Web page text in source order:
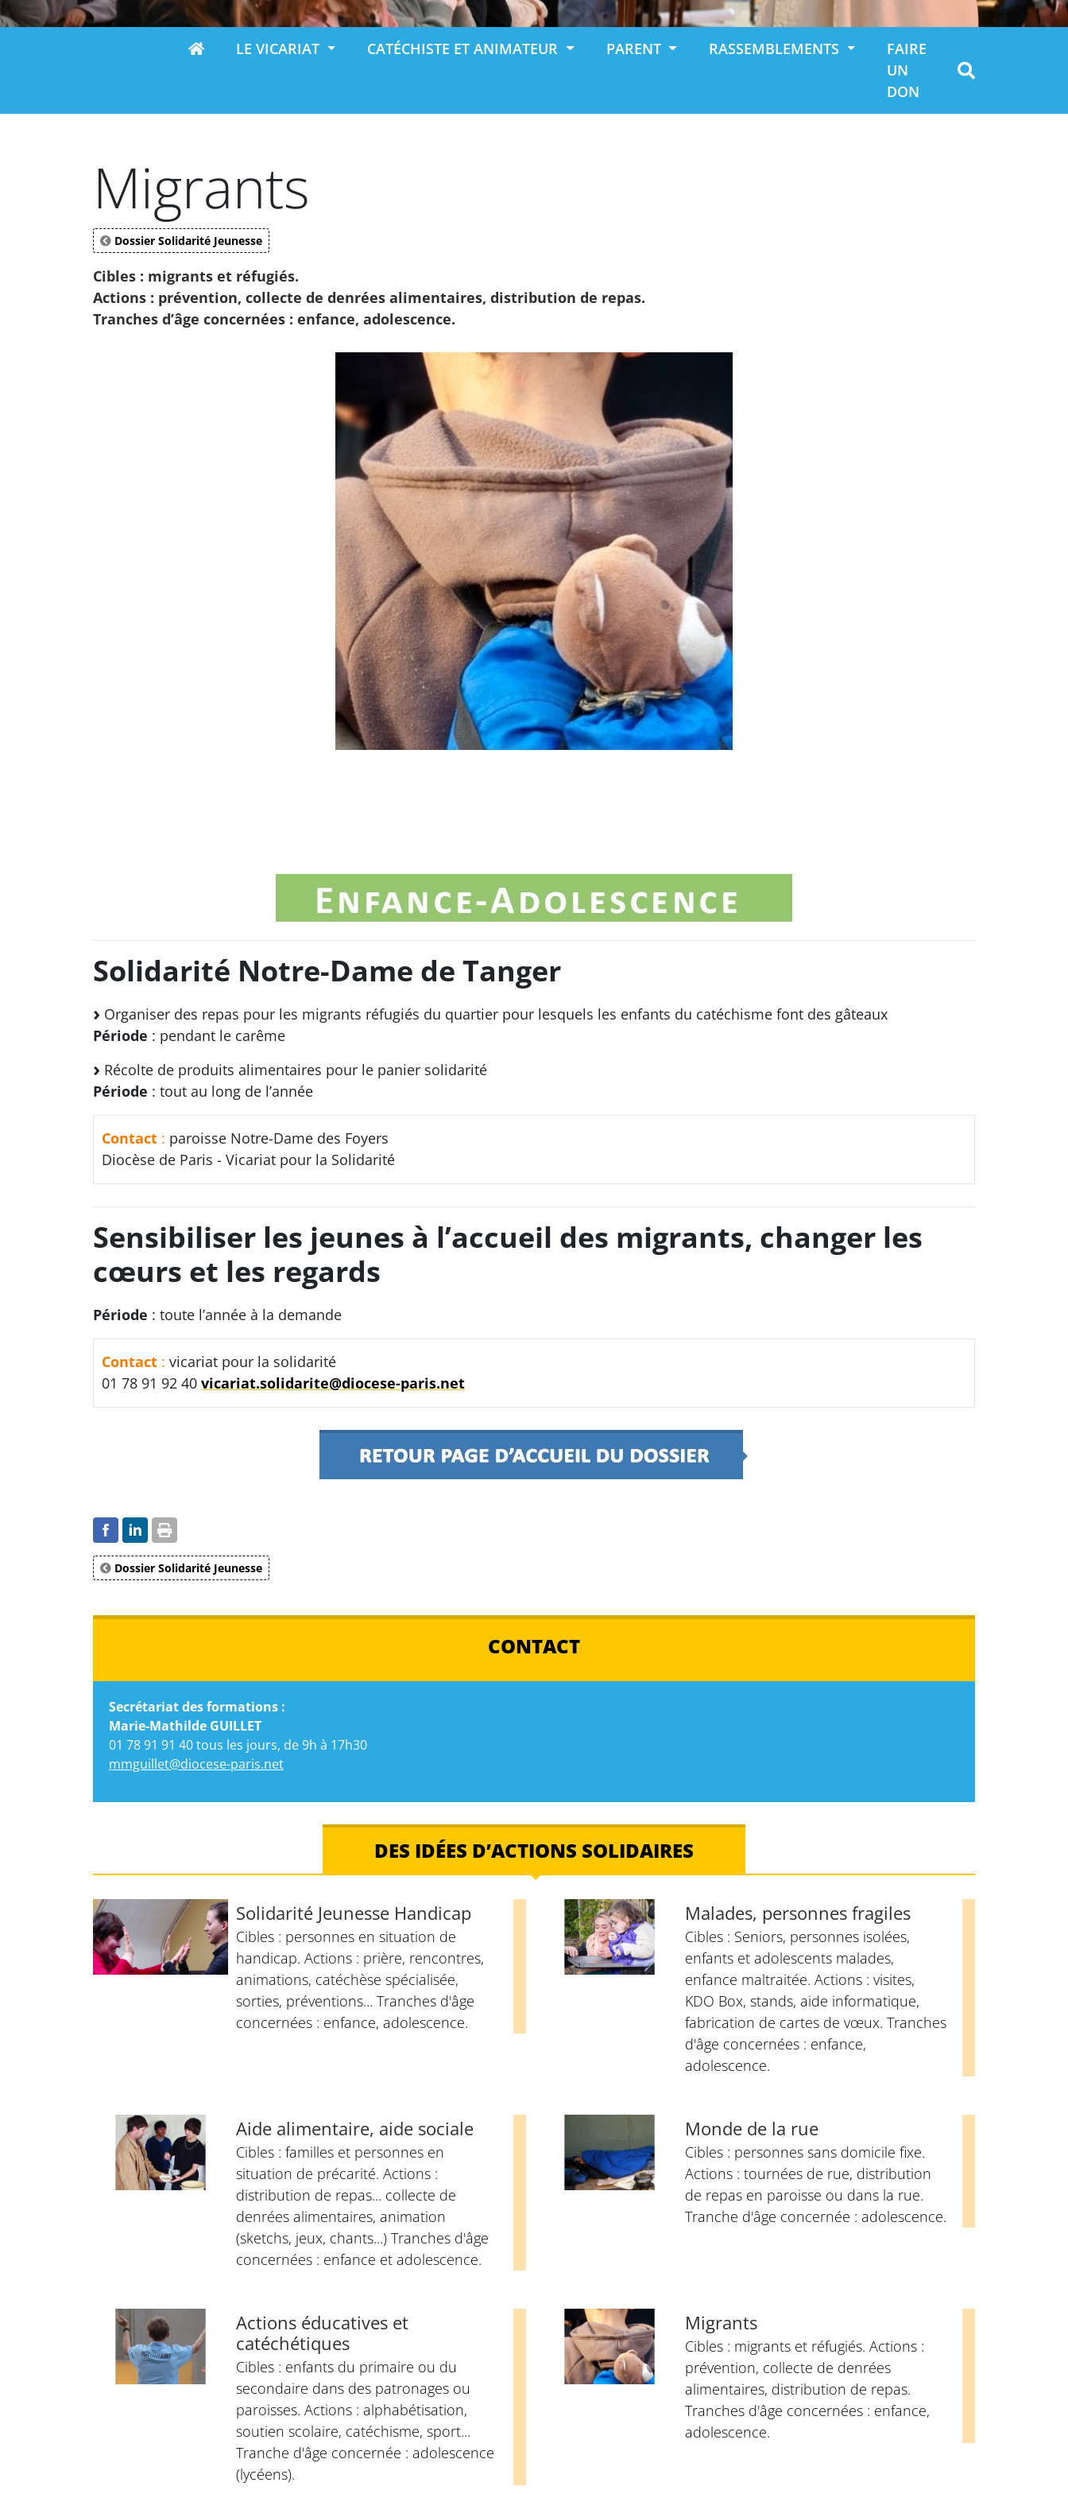
LE VICARIAT CATÉCHISTE ET ANIMATEUR PARENT RASSEMBLEMENTS
FAIRE
UN
DON
Migrants
Dossier Solidarité Jeunesse
Cibles : migrants et réfugiés.
Actions : prévention, collecte de denrées alimentaires, distribution de repas.
Tranches d’âge concernées : enfance, adolescence.
Solidarité Notre-Dame de Tanger
Organiser des repas pour les migrants réfugiés du quartier pour lesquels les enfants du catéchisme font des gâteaux
Période : pendant le carême
Récolte de produits alimentaires pour le panier solidarité
Période : tout au long de l’année
Contact : paroisse Notre-Dame des Foyers
Diocèse de Paris - Vicariat pour la Solidarité
Sensibiliser les jeunes à l’accueil des migrants, changer les
cœurs et les regards
Période : toute l’année à la demande
Contact : vicariat pour la solidarité
01 78 91 92 40 vicariat.solidarite@diocese-paris.net
Dossier Solidarité Jeunesse
CONTACT
Secrétariat des formations :
Marie-Mathilde GUILLET
01 78 91 91 40 tous les jours, de 9h à 17h30
mmguillet@diocese-paris.net
DES IDÉES D’ACTIONS SOLIDAIRES
Solidarité Jeunesse Handicap
Cibles : personnes en situation de
handicap. Actions : prière, rencontres,
animations, catéchèse spécialisée,
sorties, préventions... Tranches d'âge
concernées : enfance, adolescence.
Malades, personnes fragiles
Cibles : Seniors, personnes isolées,
enfants et adolescents malades,
enfance maltraitée. Actions : visites,
KDO Box, stands, aide informatique,
fabrication de cartes de vœux. Tranches
d'âge concernées : enfance,
adolescence.
Aide alimentaire, aide sociale
Cibles : familles et personnes en
situation de précarité. Actions :
distribution de repas... collecte de
denrées alimentaires, animation
(sketchs, jeux, chants...) Tranches d'âge
concernées : enfance et adolescence.
Monde de la rue
Cibles : personnes sans domicile fixe.
Actions : tournées de rue, distribution
de repas en paroisse ou dans la rue.
Tranche d'âge concernée : adolescence.
Actions éducatives et
catéchétiques
Cibles : enfants du primaire ou du
secondaire dans des patronages ou
paroisses. Actions : alphabétisation,
soutien scolaire, catéchisme, sport...
Tranche d'âge concernée : adolescence
(lycéens).
Migrants
Cibles : migrants et réfugiés. Actions :
prévention, collecte de denrées
alimentaires, distribution de repas.
Tranches d'âge concernées : enfance,
adolescence.